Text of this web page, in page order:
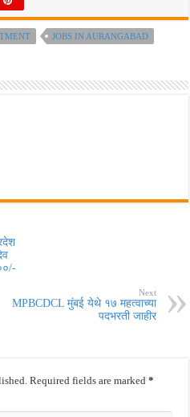
JOBS IN AURANGABAD
Next
MPBCDCL मुंबई येथे १७ महत्वाच्या
पदभरती जाहीर
Required fields are marked*